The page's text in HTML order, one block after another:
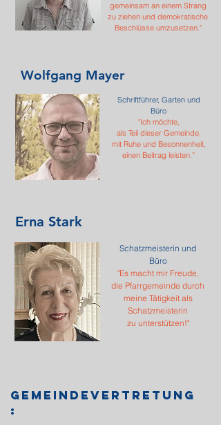
gemeinsam an einem Strang
zu ziehen und demokratische
Beschlüsse umzusetzen."
Wolfgang Mayer
Schriftführer, Garten und
Büro
"Ich möchte,
als Teil dieser Gemeinde,
mit Ruhe und Besonnenheit,
einen Beitrag leisten.”
Erna Stark
Schatzmeisterin und
Büro
"Es macht mir Freude,
die Pfarrgemeinde durch
meine Tätigkeit als
Schatzmeisterin
zu unterstützen!"
Gemeindevertretung
: